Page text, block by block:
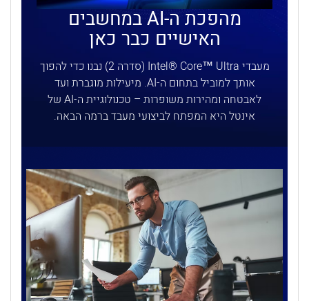
מהפכת ה-AI במחשבים
האישיים כבר כאן
מעבדי Intel® Core™ Ultra (סדרה 2) נבנו כדי להפוך
אותך למוביל בתחום ה-AI. מיעילות מוגברת ועד
לאבטחה ומהירות משופרות – טכנולוגיית ה-AI של
אינטל היא המפתח לביצועי מעבד ברמה הבאה.